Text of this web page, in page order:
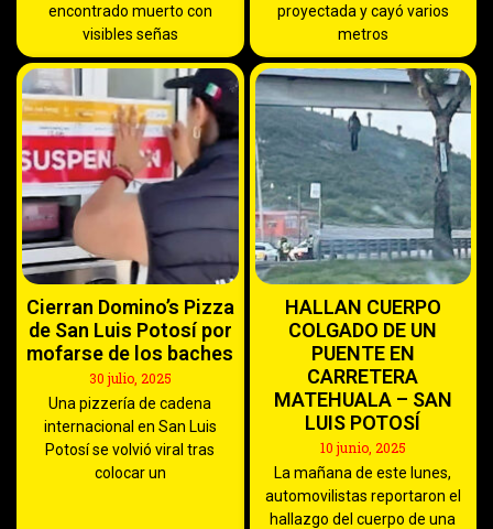
encontrado muerto con
visibles señas
proyectada y cayó varios
metros
Cierran Domino’s Pizza
de San Luis Potosí por
mofarse de los baches
30 julio, 2025
Una pizzería de cadena
internacional en San Luis
Potosí se volvió viral tras
colocar un
HALLAN CUERPO
COLGADO DE UN
PUENTE EN
CARRETERA
MATEHUALA – SAN
LUIS POTOSÍ
10 junio, 2025
La mañana de este lunes,
automovilistas reportaron el
hallazgo del cuerpo de una